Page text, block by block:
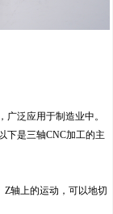
泛应用于制造业中。
下是三轴CNC加工的主
轴上的运动，可以地切